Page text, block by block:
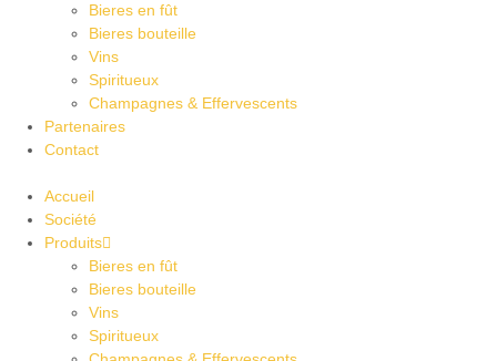
Bieres en fût
Bieres bouteille
Vins
Spiritueux
Champagnes & Effervescents
Partenaires
Contact
Accueil
Société
Produits
Bieres en fût
Bieres bouteille
Vins
Spiritueux